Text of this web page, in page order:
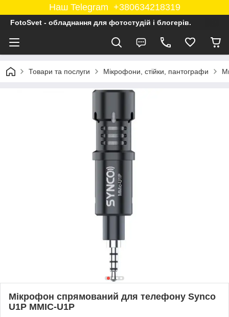
Наш Telegram +380634218319
FotoSvet - обладнання для фотостудій і блогерів.
Товари та послуги Мікрофони, стійки, пантографи
Мікрофон спрямований для телефону Synco
U1P MMIC-U1P